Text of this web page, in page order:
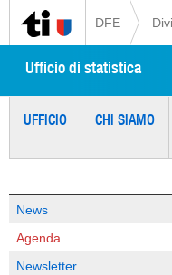
DFE
Ufficio di statistica
UFFICIO CHI SIAMO
News
Agenda
Newsletter